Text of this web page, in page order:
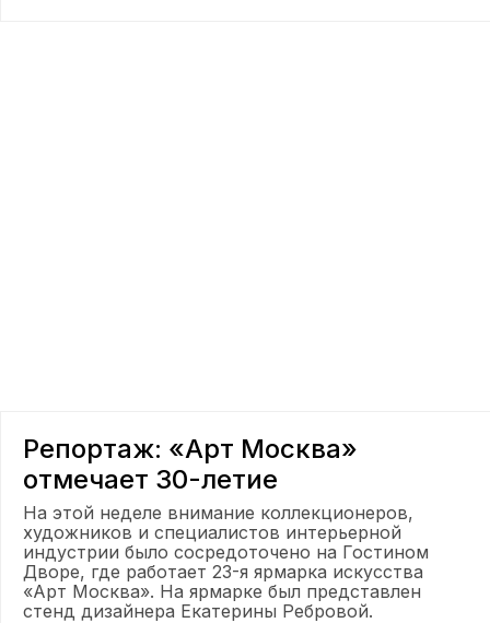
Репортаж: «Арт Москва»
отмечает 30-летие
На этой неделе внимание коллекционеров,
художников и специалистов интерьерной
индустрии было сосредоточено на Гостином
Дворе, где работает 23-я ярмарка искусства
«Арт Москва». На ярмарке был представлен
стенд дизайнера Екатерины Ребровой.